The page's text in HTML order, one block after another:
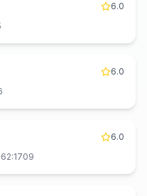
6.0
6.0
6.0